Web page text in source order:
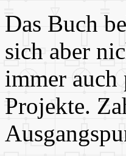
Das Buch
sich aber
immer
Projekte.